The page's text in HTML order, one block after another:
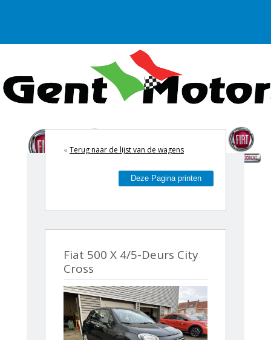
« Terug naar de lijst van de wagens
Deze Pagina printen
Fiat 500 X 4/5-Deurs City
Cross